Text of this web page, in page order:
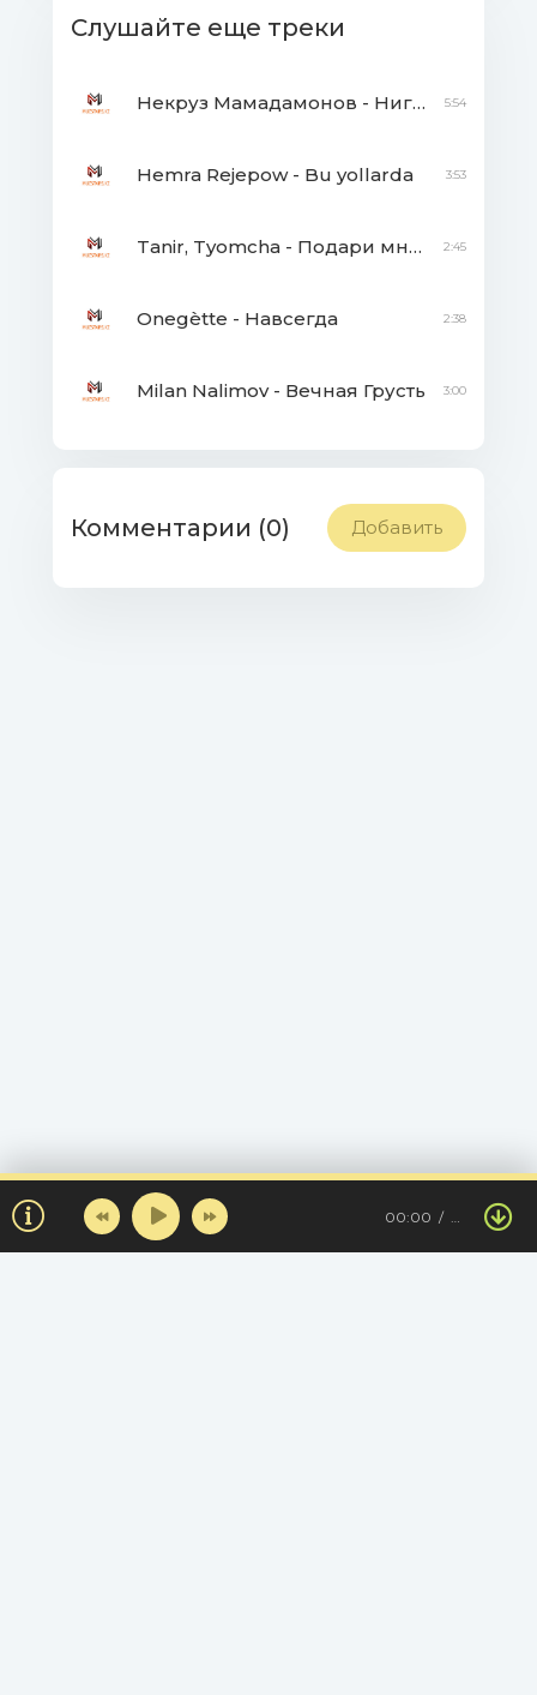
Как жила встреча — это снова я в
Слушайте еще треки
Некруз Мамадамонов - Нигори мара 5:54
Hemra Rejepow - Bu yollarda 3:53
Tanir, Tyomcha - Подари мне лето 2:45
Onegètte - Навсегда 2:38
Milan Nalimov - Вечная Грусть 3:00
Комментарии (0) Добавить
00:00